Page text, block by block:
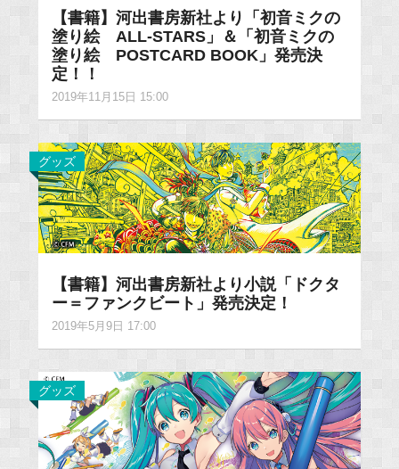
【書籍】河出書房新社より「初音ミクの
塗り絵 ALL-STARS」＆「初音ミクの
塗り絵 POSTCARD BOOK」発売決
定！！
2019年11月15日 15:00
グッズ
【書籍】河出書房新社より小説「ドクタ
ー＝ファンクビート」発売決定！
2019年5月9日 17:00
グッズ